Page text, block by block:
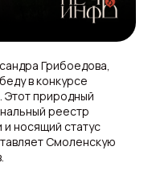
Грибоедова,
в конкурсе
Этот природный
реестр
носящий статус
Смоленскую